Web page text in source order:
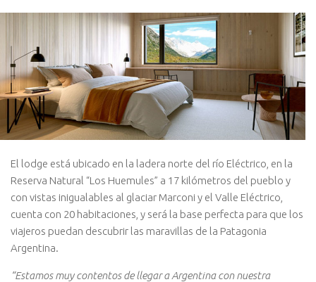
El lodge está ubicado en la ladera norte del río Eléctrico, en la
Reserva Natural “Los Huemules” a 17 kilómetros del pueblo y
con vistas inigualables al glaciar Marconi y el Valle Eléctrico,
cuenta con 20 habitaciones, y será la base perfecta para que los
viajeros puedan descubrir las maravillas de la Patagonia
Argentina.
“Estamos muy contentos de llegar a Argentina con nuestra